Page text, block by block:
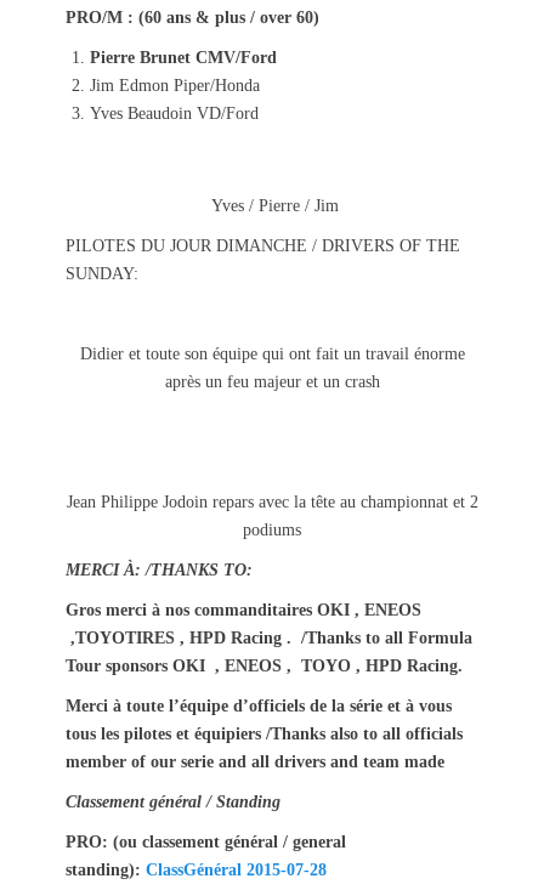
PRO/M : (60 ans & plus / over 60)
Pierre Brunet CMV/Ford
Jim Edmon Piper/Honda
Yves Beaudoin VD/Ford
Yves / Pierre / Jim
PILOTES DU JOUR DIMANCHE / DRIVERS OF THE
SUNDAY:
Didier et toute son équipe qui ont fait un travail énorme
après un feu majeur et un crash
Jean Philippe Jodoin repars avec la tête au championnat et 2
podiums
MERCI À: /THANKS TO:
Gros merci à nos commanditaires OKI , ENEOS
,TOYOTIRES , HPD Racing . /Thanks to all Formula
Tour sponsors OKI , ENEOS , TOYO , HPD Racing.
Merci à toute l’équipe d’officiels de la série et à vous
tous les pilotes et équipiers /Thanks also to all officials
member of our serie and all drivers and team made
Classement général / Standing
PRO: (ou classement général / general
standing): ClassGénéral 2015-07-28